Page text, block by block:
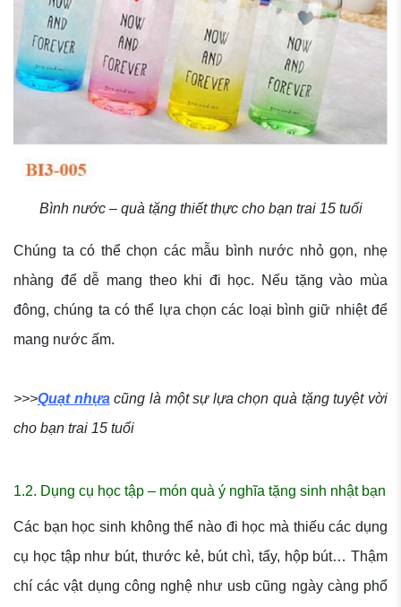
Bình nước – quà tặng thiết thực cho bạn trai 15 tuổi
Chúng ta có thể chọn các mẫu bình nước nhỏ gọn, nhẹ
nhàng để dễ mang theo khi đi học. Nếu tặng vào mùa
đông, chúng ta có thể lựa chọn các loại bình giữ nhiệt để
mang nước ấm.
>>>Quạt nhựacũng là một sự lựa chọn quà tặng tuyệt vời
cho bạn trai 15 tuổi
1.2. Dụng cụ học tập – món quà ý nghĩa tặng sinh nhật bạn
Các bạn học sinh không thể nào đi học mà thiếu các dụng
cụ học tập như bút, thước kẻ, bút chì, tẩy, hộp bút… Thậm
chí các vật dụng công nghệ như usb cũng ngày càng phổ